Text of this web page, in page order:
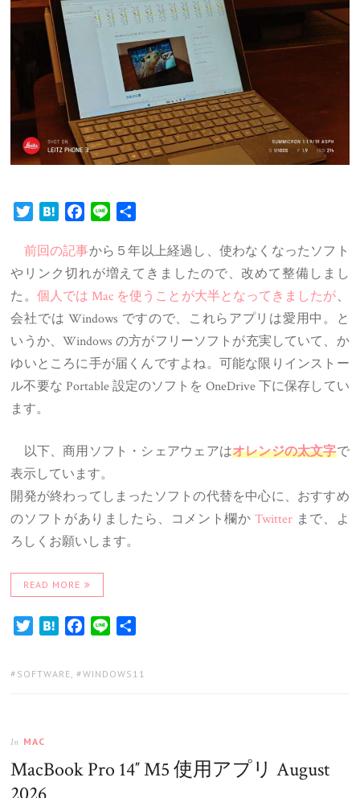
TwitterHatenaFacebook
Line
前回の記事から５年以上経過し、使わなくなったソフト
やリンク切れが増えてきましたので、改めて整備しまし
た。 個人では Mac を使うことが大半となってきましたが、
会社では Windows ですので、これらアプリは愛用中。と
いうか、Windows の方がフリーソフトが充実していて、か
ゆいところに手が届くんですよね。可能な限りインストー
ル不要な Portable 設定のソフトを OneDrive 下に保存してい
ます。
以下、商用ソフト・シェアウェアはオレンジの太文字で
表示しています。
開発が終わってしまったソフトの代替を中心に、おすすめ
のソフトがありましたら、コメント欄かTwitter まで、よ
ろしくお願いします。
READ MORE
TwitterHatenaFacebook
Line
TAGS:
SOFTWARE, WINDOWS11
In MAC
MacBook Pro 14″ M5 使用アプリ August